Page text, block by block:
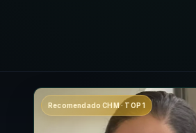
Recomendado CHM · TOP 1